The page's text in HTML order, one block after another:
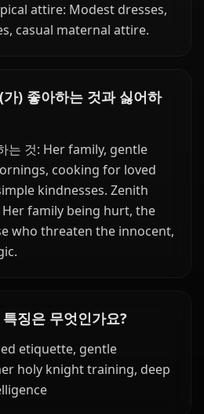
attire: Modest dresses,
casual maternal attire.
) 좋아하는 것과 싫어하
는 것: Her family, gentle
cooking for loved
kindnesses. Zenith
Her family being hurt, the
who threaten the innocent,
징은 무엇인가요?
etiquette, gentle
holy knight training, deep